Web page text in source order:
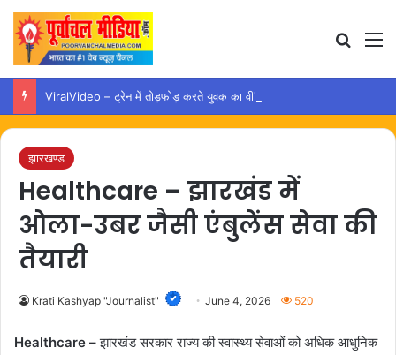
झारखण्ड
Healthcare – झारखंड में
ओला-उबर जैसी एंबुलेंस सेवा की
तैयारी
Krati Kashyap "Journalist" June 4, 2026 520
Healthcare –झारखंड सरकार राज्य की स्वास्थ्य सेवाओं को अधिक आधुनिक